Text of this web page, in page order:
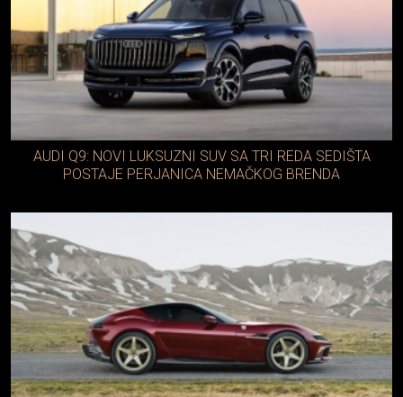
AUDI Q9: NOVI LUKSUZNI SUV SA TRI REDA SEDIŠTA
POSTAJE PERJANICA NEMAČKOG BRENDA